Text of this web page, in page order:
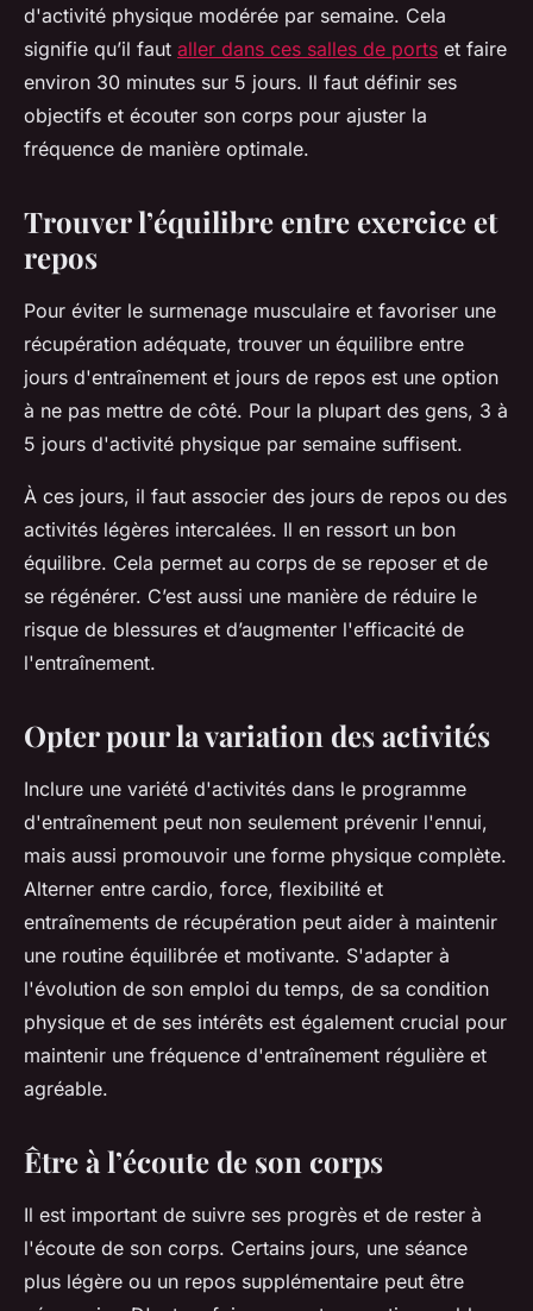
d'activité physique modérée par semaine. Cela
signifie qu’il faut aller dans ces salles de ports et faire
environ 30 minutes sur 5 jours. Il faut définir ses
objectifs et écouter son corps pour ajuster la
fréquence de manière optimale.
Trouver l’équilibre entre exercice et
repos
Pour éviter le surmenage musculaire et favoriser une
récupération adéquate, trouver un équilibre entre
jours d'entraînement et jours de repos est une option
à ne pas mettre de côté. Pour la plupart des gens, 3 à
5 jours d'activité physique par semaine suffisent.
À ces jours, il faut associer des jours de repos ou des
activités légères intercalées. Il en ressort un bon
équilibre. Cela permet au corps de se reposer et de
se régénérer. C’est aussi une manière de réduire le
risque de blessures et d’augmenter l'efficacité de
l'entraînement.
Opter pour la variation des activités
Inclure une variété d'activités dans le programme
d'entraînement peut non seulement prévenir l'ennui,
mais aussi promouvoir une forme physique complète.
Alterner entre cardio, force, flexibilité et
entraînements de récupération peut aider à maintenir
une routine équilibrée et motivante. S'adapter à
l'évolution de son emploi du temps, de sa condition
physique et de ses intérêts est également crucial pour
maintenir une fréquence d'entraînement régulière et
agréable.
Être à l’écoute de son corps
Il est important de suivre ses progrès et de rester à
l'écoute de son corps. Certains jours, une séance
plus légère ou un repos supplémentaire peut être